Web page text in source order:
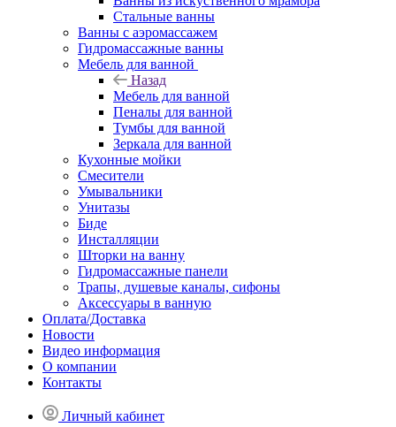
Стальные ванны
Ванны с аэромассажем
Гидромассажные ванны
Мебель для ванной
Назад
Мебель для ванной
Пеналы для ванной
Тумбы для ванной
Зеркала для ванной
Кухонные мойки
Смесители
Умывальники
Унитазы
Биде
Инсталляции
Шторки на ванну
Гидромассажные панели
Трапы, душевые каналы, сифоны
Аксессуары в ванную
Оплата/Доставка
Новости
Видео информация
О компании
Контакты
Личный кабинет